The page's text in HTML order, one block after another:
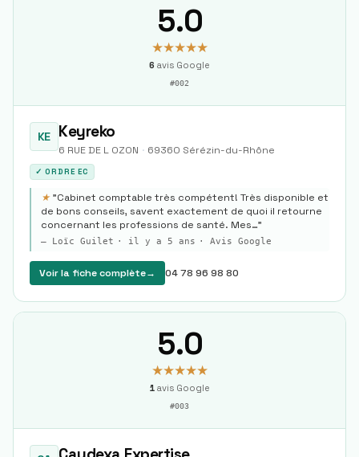
5.0
★★★★★
6 avis Google
#002
KE Keyreko
6 RUE DE L OZON · 69360 Sérézin-du-Rhône
✓ ORDRE EC
★ "Cabinet comptable très compétent! Très disponible et
de bons conseils, savent exactement de quoi il retourne
concernant les professions de santé. Mes…"
— Loïc Guilet · il y a 5 ans · Avis Google
Voir la fiche complète→ 04 78 96 98 80
5.0
★★★★★
1 avis Google
#003